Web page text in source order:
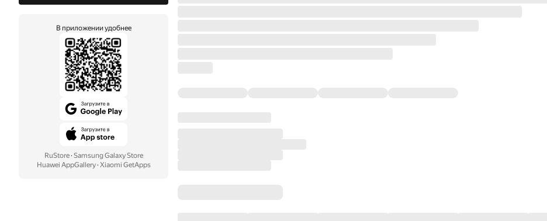
В приложении удобнее
RuStore· Samsung Galaxy Store
Huawei AppGallery· Xiaomi GetApps